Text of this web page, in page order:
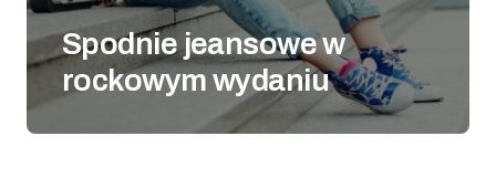
Spodnie jeansowe w
rockowym wydaniu